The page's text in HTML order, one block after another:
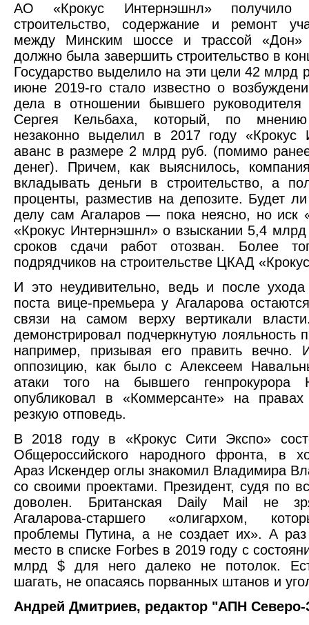
АО «Крокус Интернэшнл»
строительство, содержание и ремонт
между Минским шоссе и трассой
должно была завершить строительство в
Государство выделило на эти цели 42 млрд
июне 2019-го стало известно о
дела в отношении бывшего руководителя
Сергея Кельбаха, который, по мнению
незаконно выделил в 2017 году «Крокус
аванс в размере 2 млрд руб. (помимо
денег). Причем, как выяснилось,
вкладывать деньги в строительство, а
проценты, разместив на депозите. Будет
делу сам Агаларов — пока неясно, но иск
«Крокус Интернэшнл» о взыскании 5,4
сроков сдачи работ отозван. Более
подрядчиков на строительстве ЦКАД
И это неудивительно, ведь и после
поста вице-премьера у Агаларова
связи на самом верху вертикали
демонстрировал подчеркнутую лояльность
например, призывая его править вечно.
оппозицию, как было с Алексеем
атаки того на бывшего генпрокурора
опубликовал в «Коммерсанте» на
резкую отповедь.
В 2018 году в «Крокус Сити Экспо»
Общероссийского народного фронта, в
Араз Искендер оглы знакомил Владимира
со своими проектами. Президент, судя по
доволен. Британская Daily Mail не
Агаларова-старшего «олигархом,
проблемы Путина, а не создает их». А
место в списке Forbes в 2019 году с
млрд $ для него далеко не потолок.
шагать, не опасаясь порванных штанов и
Андрей Дмитриев, редактор "АПН